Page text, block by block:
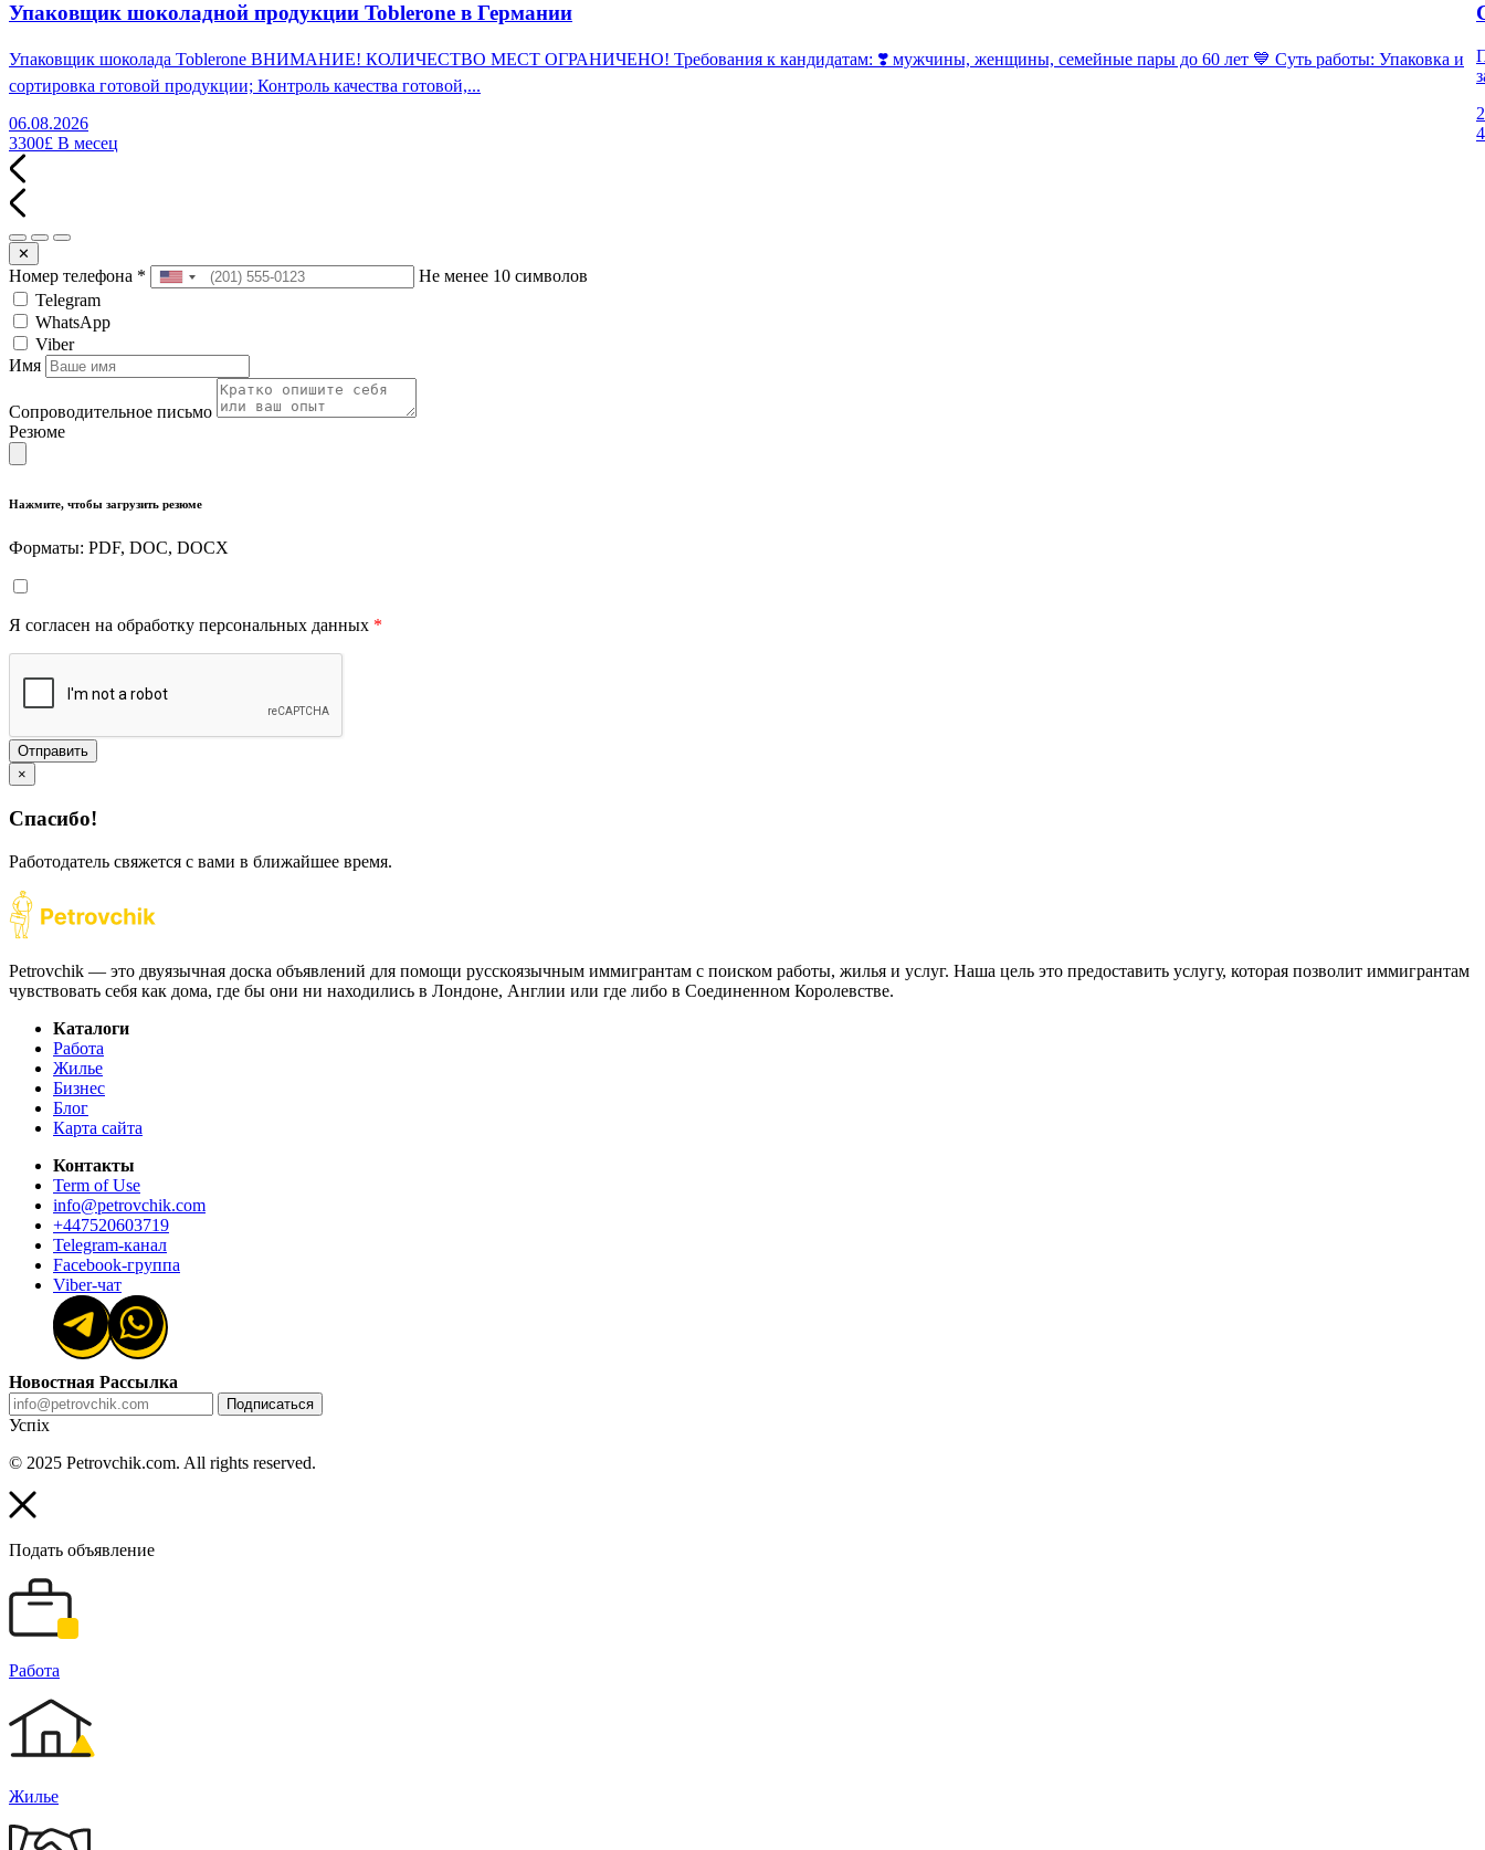
Упаковщик шоколадной продукции Toblerone в Германии
Упаковщик шоколада Toblerone ВНИМАНИЕ! КОЛИЧЕСТВО МЕСТ ОГРАНИЧЕНО! Требования к кандидатам: ❣️ мужчины, женщины, семейные пары до 60 лет 💙 Суть работы: Упаковка и
сортировка готовой продукции; Контроль качества готовой,...
06.08.2026
3300£ В месец
✕
Номер телефона *
Не менее 10 символов
Telegram
WhatsApp
Viber
Имя
Сопроводительное письмо
Резюме
Нажмите, чтобы загрузить резюме
Форматы: PDF, DOC, DOCX
Я согласен на обработку персональных данных *
Отправить
×
Спасибо!
Работодатель свяжется с вами в ближайшее время.
Petrovchik — это двуязычная доска объявлений для помощи русскоязычным иммигрантам с поиском работы, жилья и услуг. Наша цель это предоставить услугу, которая позволит иммигрантам
чувствовать себя как дома, где бы они ни находились в Лондоне, Англии или где либо в Соединенном Королевстве.
Каталоги
Работа
Жилье
Бизнес
Блог
Карта сайта
Контакты
Term of Use
info@petrovchik.com
+447520603719
Telegram-канал
Facebook-группа
Viber-чат
Новостная Рассылка
Подписаться
Успіх
© 2025 Petrovchik.com. All rights reserved.
Подать объявление
Работа
Жилье